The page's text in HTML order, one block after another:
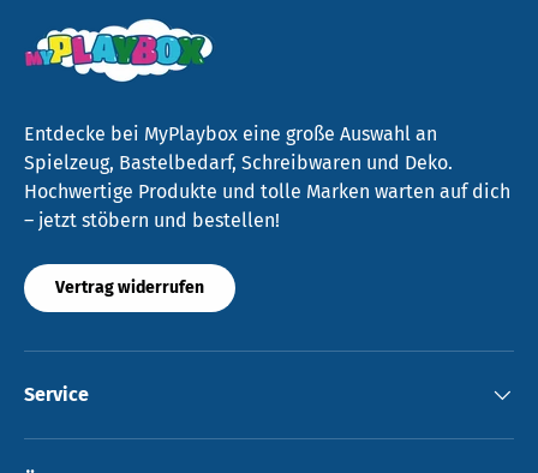
Entdecke bei MyPlaybox eine große Auswahl an
Spielzeug, Bastelbedarf, Schreibwaren und Deko.
Hochwertige Produkte und tolle Marken warten auf dich
– jetzt stöbern und bestellen!
Vertrag widerrufen
Service